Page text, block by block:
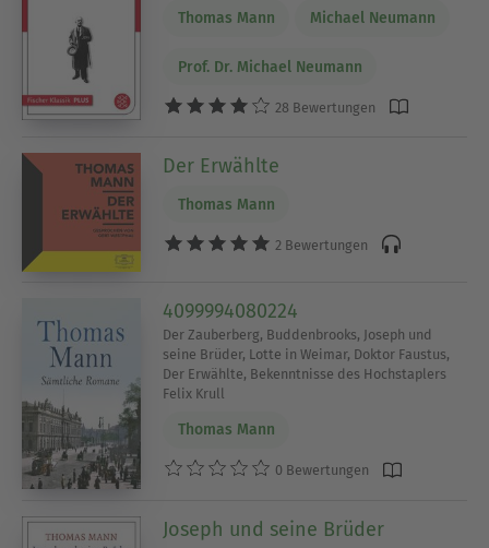
Thomas Mann Michael Neumann
Prof. Dr. Michael Neumann
28 Bewertungen
Der Erwählte
Thomas Mann
2 Bewertungen
4099994080224
Der Zauberberg, Buddenbrooks, Joseph und
seine Brüder, Lotte in Weimar, Doktor Faustus,
Der Erwählte, Bekenntnisse des Hochstaplers
Felix Krull
Thomas Mann
0 Bewertungen
Joseph und seine Brüder